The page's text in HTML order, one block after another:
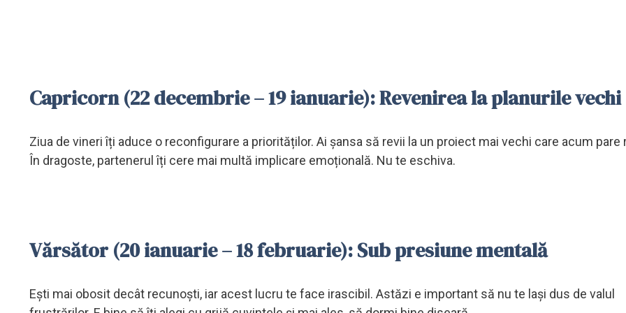
Capricorn (22 decembrie – 19 ianuarie): Revenirea la planurile vechi
Ziua de vineri îți aduce o reconfigurare a priorităților. Ai șansa să revii la un proiect mai vechi care acum pare
În dragoste, partenerul îți cere mai multă implicare emoțională. Nu te eschiva.
Vărsător (20 ianuarie – 18 februarie): Sub presiune mentală
Ești mai obosit decât recunoști, iar acest lucru te face irascibil. Astăzi e important să nu te lași dus de valul